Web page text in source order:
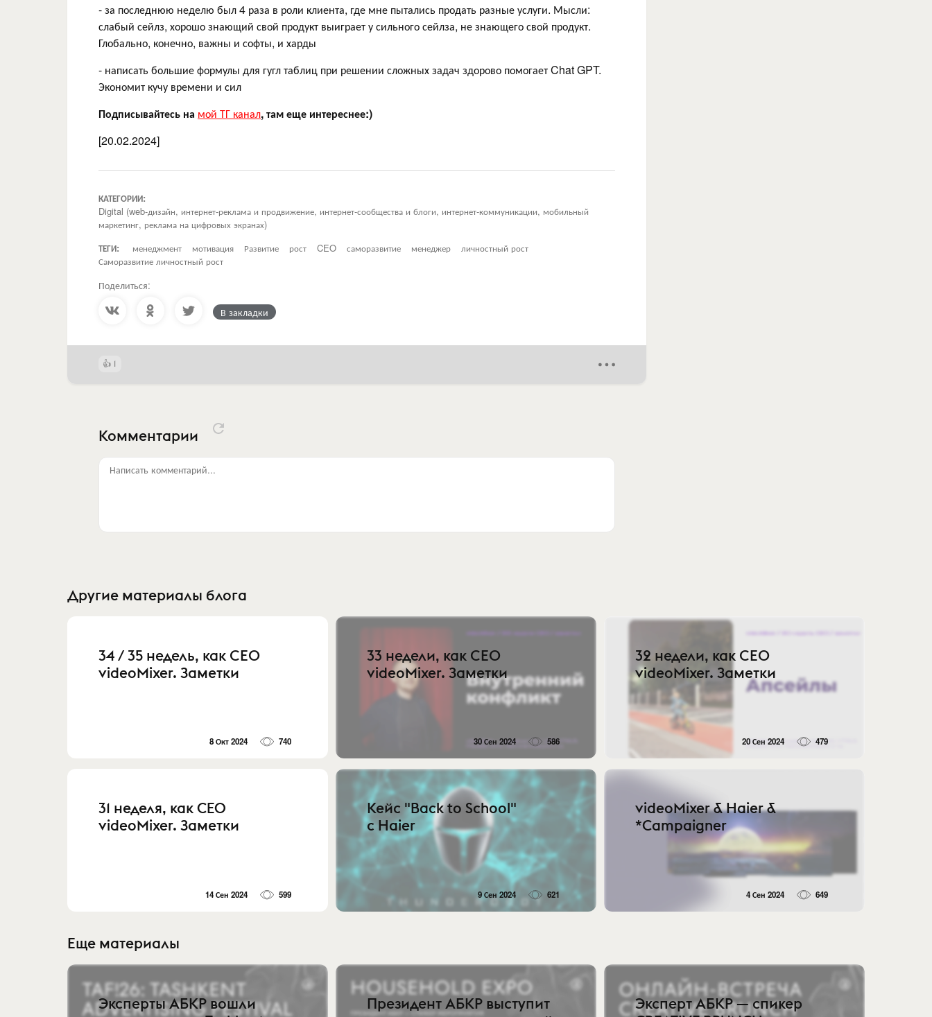
- за последнюю неделю был 4 раза в роли клиента, где мне пытались продать разные услуги. Мысли:
слабый сейлз, хорошо знающий свой продукт выиграет у сильного сейлза, не знающего свой продукт.
Глобально, конечно, важны и софты, и харды
- написать большие формулы для гугл таблиц при решении сложных задач здорово помогает Chat GPT.
Экономит кучу времени и сил
Подписывайтесь на мой ТГ канал, там еще интереснее:)
[20.02.2024]
КАТЕГОРИИ:
Digital (web-дизайн, интернет-реклама и продвижение, интернет-сообщества и блоги, интернет-коммуникации, мобильный
маркетинг, реклама на цифровых экранах)
ТЕГИ:
менеджмент мотивация Развитие рост CEO саморазвитие менеджер
личностный рост
Саморазвитие личностный рост
Поделиться:
В закладки
1
Комментарии
Написать комментарий...
Другие материалы блога
34 / 35 недель, как СЕО
videoMixer. Заметки
8 Окт 2024 740
33 недели, как СЕО
videoMixer. Заметки
30 Сен 2024 586
32 недели, как СЕО
videoMixer. Заметки
20 Сен 2024 479
31 неделя, как CEO
videoMixer. Заметки
14 Сен 2024 599
Кейс "Back to School"
с Haier
9 Сен 2024 621
videoMixer & Haier &
*Campaigner
4 Сен 2024 649
Еще материалы
Эксперты АБКР вошли
Президент АБКР выступит
Эксперт АБКР — спикер